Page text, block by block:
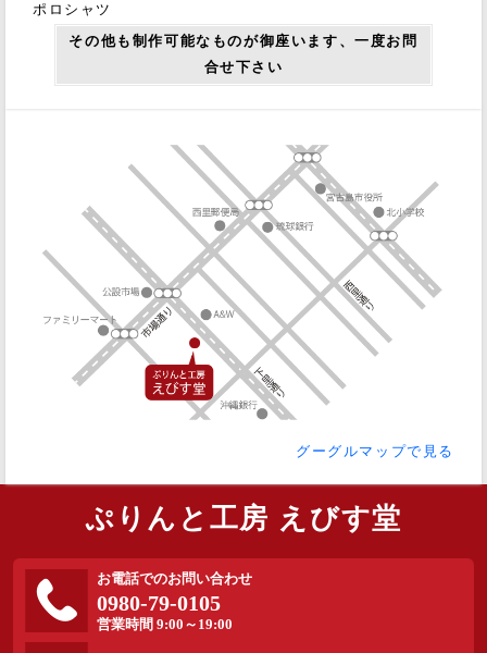
ポロシャツ
その他も制作可能なものが御座います、一度お問
合せ下さい
グーグルマップで見る
ぷりんと工房 えびす堂
お電話でのお問い合わせ
0980-79-0105
営業時間 9:00～19:00